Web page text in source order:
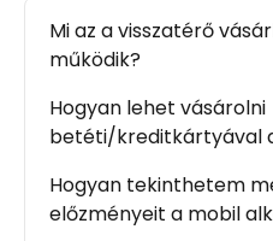
Mi az a visszatérő
működik?
Hogyan lehet vásárolni
betéti/kreditkártyával
Hogyan tekinthetem
előzményeit a mobil